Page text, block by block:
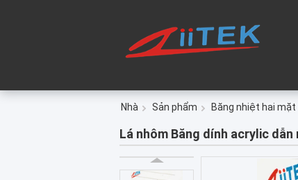
Nhà Sản phẩm Băng nhiệt hai mặt
Lá nhôm Băng dính acrylic